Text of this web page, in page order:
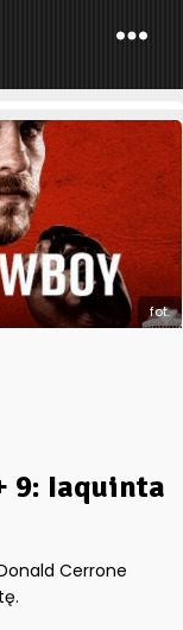
po UFC on ESPN+
fot.
9: Iaquinta
Cerrone